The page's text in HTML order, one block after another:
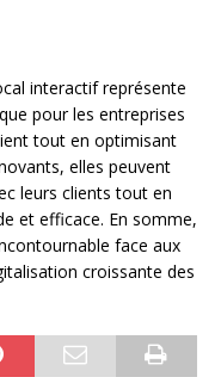
interactif représente
pour les entreprises
tout en optimisant
elles peuvent
leurs clients tout en
et efficace. En somme,
face aux
croissante des